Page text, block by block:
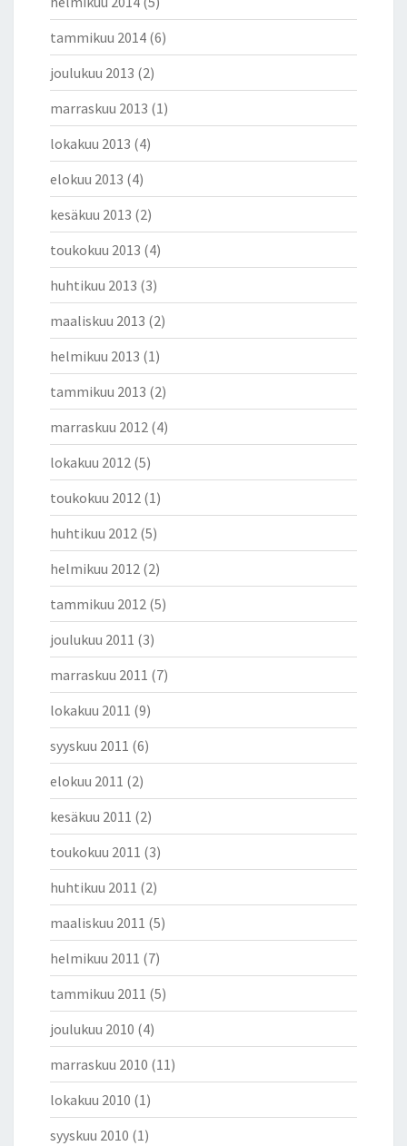
tammikuu 2014 (6)
joulukuu 2013 (2)
marraskuu 2013 (1)
lokakuu 2013 (4)
elokuu 2013 (4)
kesäkuu 2013 (2)
toukokuu 2013 (4)
huhtikuu 2013 (3)
maaliskuu 2013 (2)
helmikuu 2013 (1)
tammikuu 2013 (2)
marraskuu 2012 (4)
lokakuu 2012 (5)
toukokuu 2012 (1)
huhtikuu 2012 (5)
helmikuu 2012 (2)
tammikuu 2012 (5)
joulukuu 2011 (3)
marraskuu 2011 (7)
lokakuu 2011 (9)
syyskuu 2011 (6)
elokuu 2011 (2)
kesäkuu 2011 (2)
toukokuu 2011 (3)
huhtikuu 2011 (2)
maaliskuu 2011 (5)
helmikuu 2011 (7)
tammikuu 2011 (5)
joulukuu 2010 (4)
marraskuu 2010 (11)
lokakuu 2010 (1)
syyskuu 2010 (1)